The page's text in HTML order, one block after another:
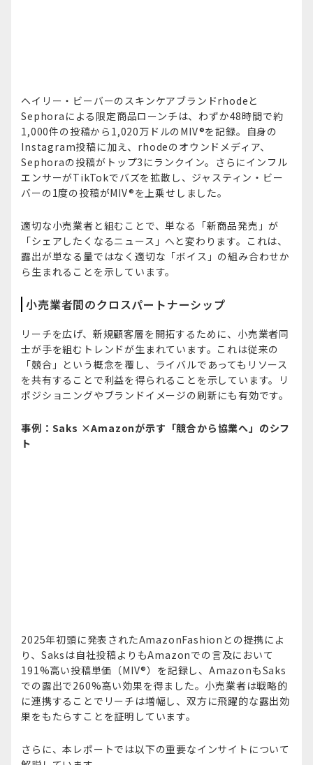
ヘイリー・ビーバーのスキンケアブランドrhodeと
Sephoraによる限定商品ローンチは、わずか48時間で約
1,000件の投稿から1,020万ドルのMIV®を記録。自身の
Instagram投稿に加え、rhodeのオウンドメディア、
Sephoraの投稿がトップ3にランクイン。さらにインフル
エンサーがTikTokでバズを拡散し、ジャスティン・ビー
バーの1度の投稿がMIV®を上乗せしました。
適切な小売業者と組むことで、単なる「新商品発売」が
「シェアしたくなるニュース」へと変わります。これは、
露出が単なる量ではなく適切な「ボイス」の組み合わせか
ら生まれることを示しています。
小売業者間のクロスパートナーシップ
リーチを広げ、新規顧客層を開拓するために、小売業者同
士が手を組むトレンドが生まれています。これは従来の
「競合」という概念を覆し、ライバルであってもリソース
を共有することで利益を得られることを示しています。リ
ポジショニングやブランドイメージの刷新にも有効です。
事例：Saks ×Amazonが示す「競合から協業へ」のシフ
ト
2025年初頭に発表されたAmazonFashionとの提携によ
り、Saksは自社投稿よりもAmazonでの言及において
191%高い投稿単価（MIV®）を記録し、AmazonもSaks
での露出で260%高い効果を得ました。小売業者は戦略的
に連携することでリーチは増幅し、双方に飛躍的な露出効
果をもたらすことを証明しています。
さらに、本レポートでは以下の重要なインサイトについて